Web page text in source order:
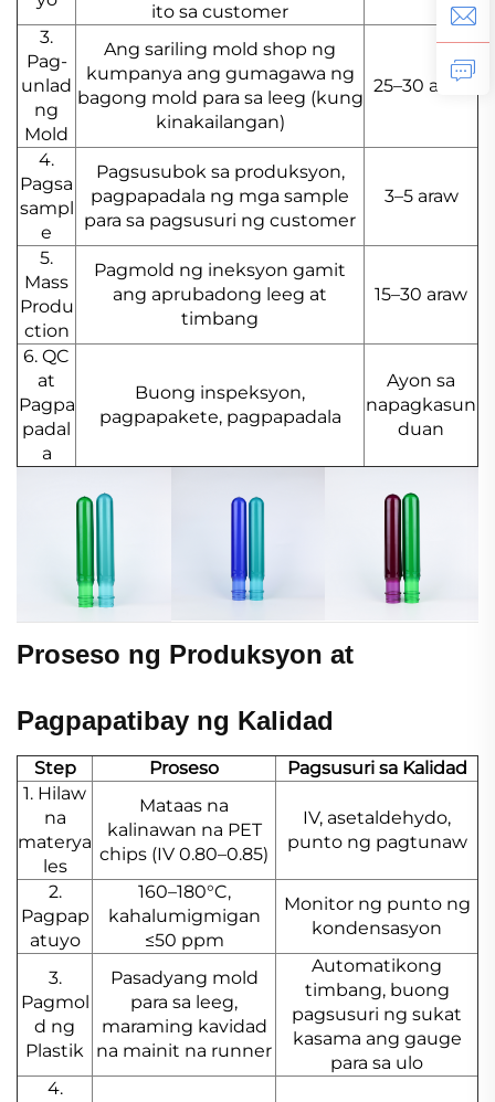
ito sa customer
3.
Pag-
unlad
ng
Mold
Ang sariling mold shop ng
kumpanya ang gumagawa ng
bagong mold para sa leeg (kung
kinakailangan)
25–30 araw
4.
Pagsa
sampl
e
Pagsusubok sa produksyon,
pagpapadala ng mga sample
para sa pagsusuri ng customer
3–5 araw
5.
Mass
Produ
ction
Pagmold ng ineksyon gamit
ang aprubadong leeg at
timbang
15–30 araw
6. QC
at
Pagpa
padal
a
Buong inspeksyon,
pagpapakete, pagpapadala
Ayon sa
napagkasun
duan
Proseso ng Produksyon at
Pagpapatibay ng Kalidad
Step Proseso
Pagsusuri sa Kalidad
1. Hilaw
na
materya
les
Mataas na
kalinawan na PET
chips (IV 0.80–0.85)
IV, asetaldehydo,
punto ng pagtunaw
2.
Pagpap
atuyo
160–180°C,
kahalumigmigan
≤50 ppm
Monitor ng punto ng
kondensasyon
3.
Pagmol
d ng
Plastik
Pasadyang mold
para sa leeg,
maraming kavidad
na mainit na runner
Automatikong
timbang, buong
pagsusuri ng sukat
kasama ang gauge
para sa ulo
4.